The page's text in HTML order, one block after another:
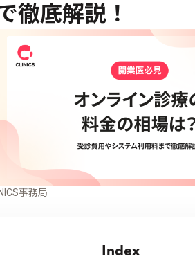
徹底解説！
事務局
Index